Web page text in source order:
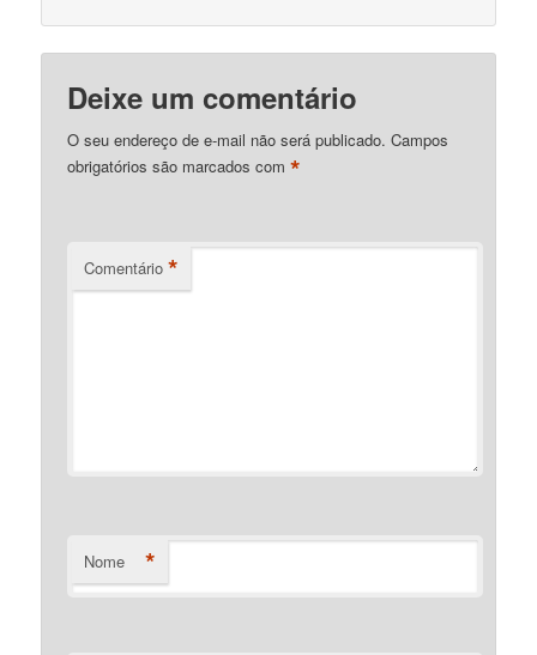
Deixe um comentário
O seu endereço de e-mail não será publicado. Campos
obrigatórios são marcados com*
Comentário *
Nome *